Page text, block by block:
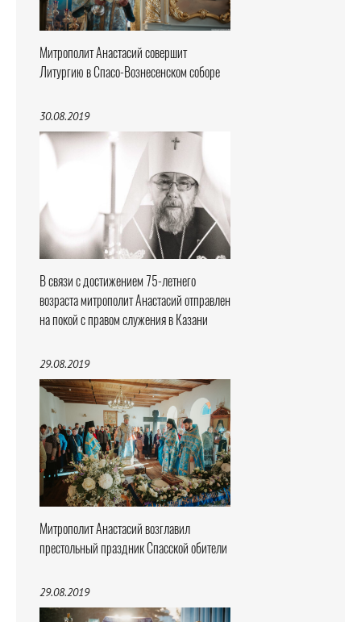
Митрополит Анастасий совершит
Литургию в Спасо-Вознесенском соборе
30.08.2019
В связи с достижением 75-летнего
возраста митрополит Анастасий отправлен
на покой с правом служения в Казани
29.08.2019
Митрополит Анастасий возглавил
престольный праздник Спасской обители
29.08.2019